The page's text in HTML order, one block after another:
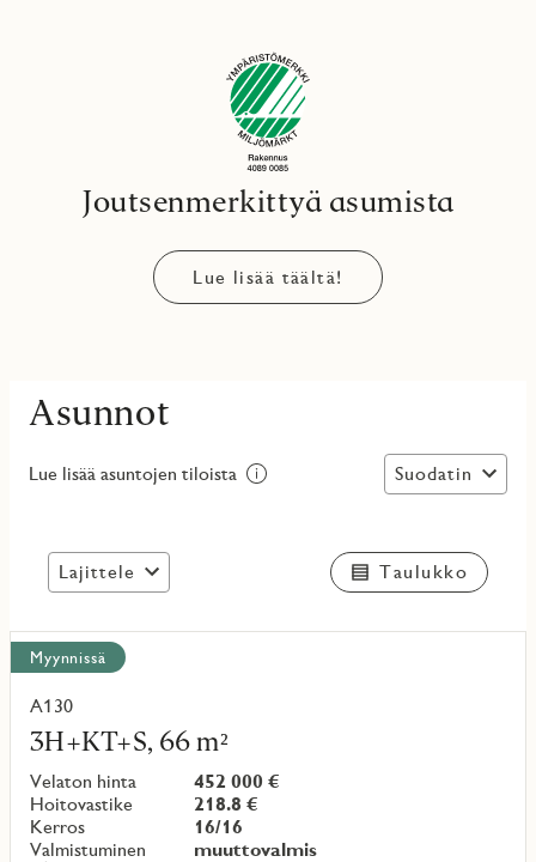
Joutsenmerkittyä asumista
Lue lisää täältä!
Asunnot
Lue lisää asuntojen tiloista Suodatin
Lajittele Taulukko
Näytä
kaikki
kohteet
Myynnissä
A130
3H+KT+S, 66 m²
Velaton hinta
452 000 €
Hoitovastike
218.8 €
Kerros
16/16
Valmistuminen
muuttovalmis
Lue
lisää
kohteesta